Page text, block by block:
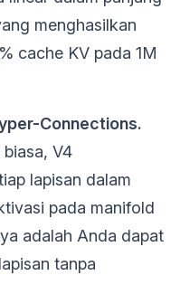
menghasilkan
cache KV pada 1M
Connections.
V4
lapisan dalam
pada manifold
adalah Anda dapat
tanpa